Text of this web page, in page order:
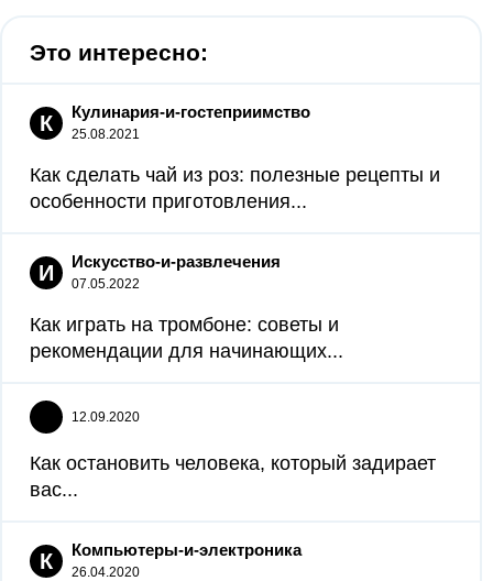
Это интересно:
К Кулинария-и-гостеприимство
25.08.2021
Как сделать чай из роз: полезные рецепты и
особенности приготовления...
И Искусство-и-развлечения
07.05.2022
Как играть на тромбоне: советы и
рекомендации для начинающих...
12.09.2020
Как остановить человека, который задирает
вас...
К Компьютеры-и-электроника
26.04.2020